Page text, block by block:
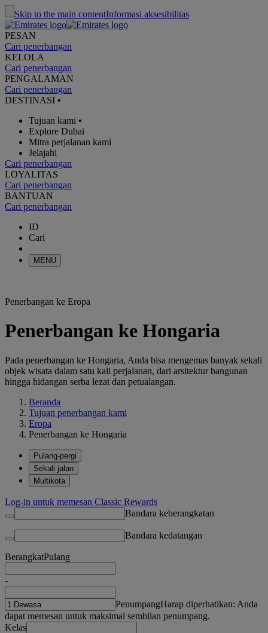
Skip to the main contentInformasi aksesibilitas
PESAN
Cari penerbangan
KELOLA
Cari penerbangan
PENGALAMAN
Cari penerbangan
DESTINASI •
Tujuan kami •
Explore Dubai
Mitra perjalanan kami
Jelajahi
Cari penerbangan
LOYALITAS
Cari penerbangan
BANTUAN
Cari penerbangan
ID
Cari
MENU
Penerbangan ke Eropa
Penerbangan ke Hongaria
Pada penerbangan ke Hongaria, Anda bisa mengemas banyak sekali
objek wisata dalam satu kali perjalanan, dari arsitektur bangunan
hingga hidangan serba lezat dan petualangan.
Beranda
Tujuan penerbangan kami
Eropa
Penerbangan ke Hongaria
Pulang-pergi
Sekali jalan
Multikota
Log-in untuk memesan Classic Rewards
Bandara keberangkatan
Bandara kedatangan
BerangkatPulang
-
PenumpangHarap diperhatikan: Anda
dapat memesan untuk maksimal sembilan penumpang.
Kelas